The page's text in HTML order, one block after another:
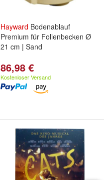
Hayward Bodenablauf
Premium für Folienbecken Ø
21 cm | Sand
86,98 €
Kostenloser Versand